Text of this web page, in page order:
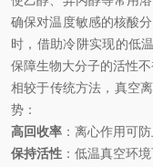
确保对温度敏感的核酸
时，借助冷阱实现的低
保障生物大分子的活性不
相较于传统方法，真空
势：
高回收率 ：离心作用可
保持活性 ：低温真空环